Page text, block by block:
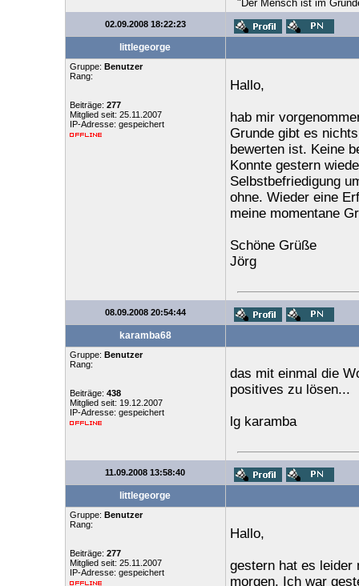
"Der Mensch ist im
02.09.2008 18:22:23
littlegeorge
Gruppe: Benutzer
Rang:
Beiträge: 277
Mitglied seit: 25.11.2007
IP-Adresse: gespeichert
Hallo,
hab mir
Grunde gibt es
bewerten ist. Keine
Konnte gestern
Selbstbefriedigung
ohne. Wieder eine
meine momentane
Schöne Grüße
Jörg
08.09.2008 20:54:44
karamba68
Gruppe: Benutzer
Rang:
Beiträge: 438
Mitglied seit: 19.12.2007
IP-Adresse: gespeichert
das mit einmal die
positives zu lösen...
lg karamba
11.09.2008 13:58:40
littlegeorge
Gruppe: Benutzer
Rang:
Beiträge: 277
Mitglied seit: 25.11.2007
IP-Adresse: gespeichert
Hallo,
gestern hat es leider
morgen. Ich war